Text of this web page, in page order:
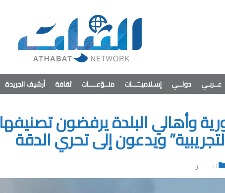
عــربـي دولــي إسـلاميــّـــات منــوّعــــات ثقافة أرشيف الجريدة
وأهالي البلدة يرفضون تصنيفها
ويدعون إلى تحري الدقة
لـبـــــــنـان